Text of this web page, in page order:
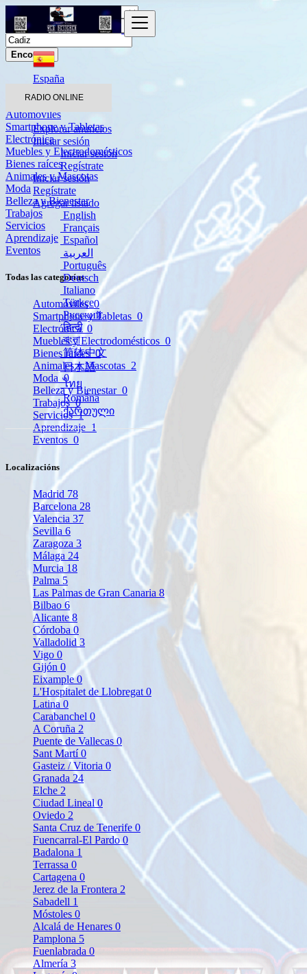
RADIO ONLINE
Explorar anuncios
Iniciar sesión
Iniciar sesión
Regístrate
Iniciar sesión
Regístrate
Agregar listado
English
Français
Español
العربية
Português
Deutsch
Italiano
Türkçe
Русский
हिन्दी
বাংলা
简体中文
日本語
ไทย
Română
ქართული
Encontrar
España
Automóviles
Smartphone y Tabletas
Electrónica
Muebles y Electrodomésticos
Bienes raíces
Animales y Mascotas
Moda
Belleza y Bienestar
Trabajos
Servicios
Aprendizaje
Eventos
Todas las categorías
Automóviles0
Smartphone y Tabletas 0
Electrónica 0
Muebles y Electrodomésticos 0
Bienes raíces0
Animales y Mascotas 2
Moda 0
Belleza y Bienestar 0
Trabajos0
Servicios1
Aprendizaje 1
Eventos 0
Localizacións
Madrid 78
Barcelona 28
Valencia 37
Sevilla 6
Zaragoza 3
Málaga 24
Murcia 18
Palma 5
Las Palmas de Gran Canaria 8
Bilbao 6
Alicante 8
Córdoba 0
Valladolid 3
Vigo 0
Gijón 0
Eixample0
L'Hospitalet de Llobregat 0
Latina 0
Carabanchel 0
A Coruña 2
Puente de Vallecas0
Sant Martí0
Gasteiz / Vitoria 0
Granada 24
Elche 2
Ciudad Lineal0
Oviedo 2
Santa Cruz de Tenerife 0
Fuencarral-El Pardo0
Badalona 1
Terrassa 0
Cartagena 0
Jerez de la Frontera 2
Sabadell 1
Móstoles 0
Alcalá de Henares 0
Pamplona 5
Fuenlabrada0
Almería 3